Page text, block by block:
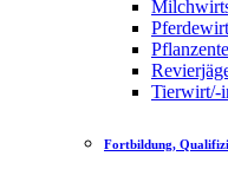
Tierwirt/-
Fortbildung,